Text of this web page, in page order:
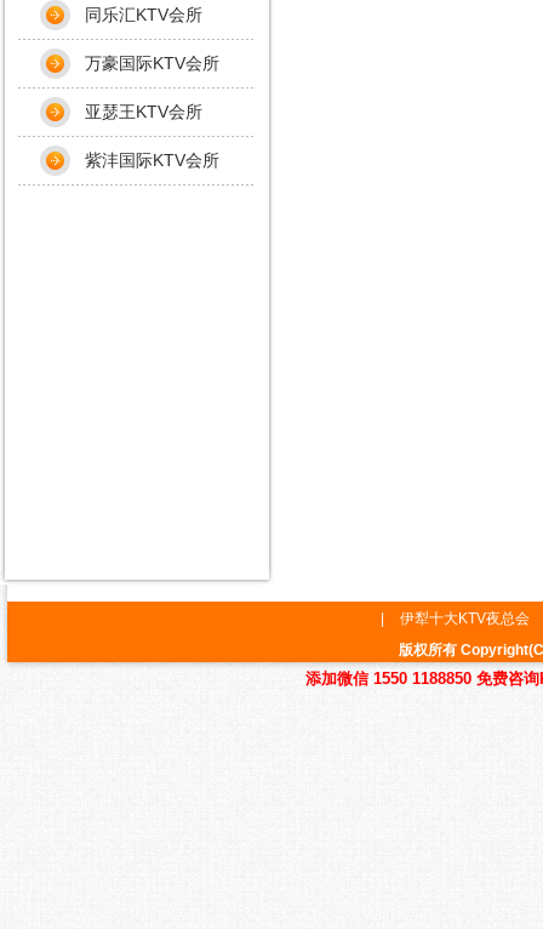
同乐汇KTV会所
万豪国际KTV会所
亚瑟王KTV会所
紫沣国际KTV会所
伊犁十大KTV夜总会
版权所有
添加微信 1550 1188850 免费咨